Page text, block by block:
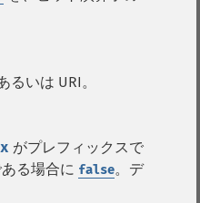
いは URI。
がプレフィックスで
る場合に false。デ